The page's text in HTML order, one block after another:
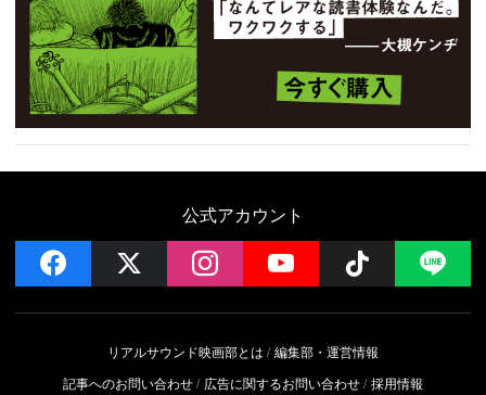
公式アカウント
facebook instagramYouTube Follow
リアルサウンド映画部とは
編集部・運営情報
記事へのお問い合わせ
広告に関するお問い合わせ 採用情報